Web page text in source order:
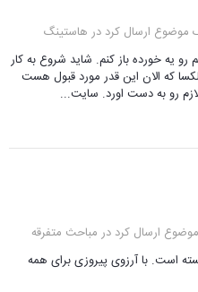
هاستینگ
رو یه خورده باز کنم. شاید شروع به کار
که الان این قدر مورد قبول هست
لازم رو به دست اورد. سایت...
مباحث متفرقه
است. با آرزوی پیروزی برای همه